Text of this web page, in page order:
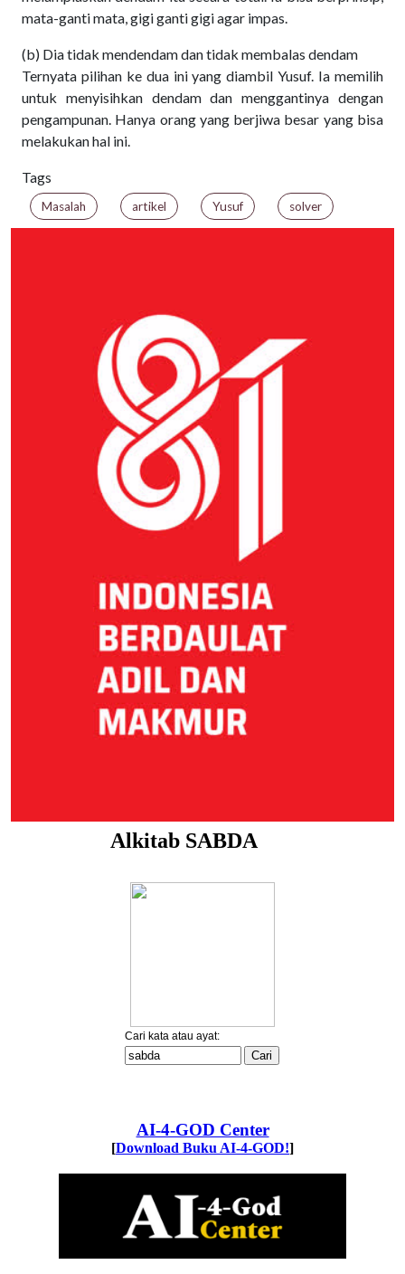
mata-ganti mata, gigi ganti gigi agar impas.
(b) Dia tidak mendendam dan tidak membalas dendam
Ternyata pilihan ke dua ini yang diambil Yusuf. Ia memilih
untuk menyisihkan dendam dan menggantinya dengan
pengampunan. Hanya orang yang berjiwa besar yang bisa
melakukan hal ini.
Tags
Masalah artikel Yusuf solver